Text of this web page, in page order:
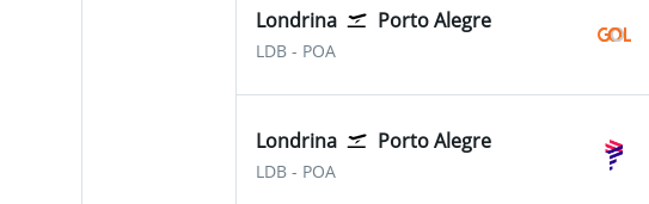
Londrina Porto Alegre
LDB Londrina
- POA
Londrina Porto Alegre
LDB Londrina
- POA